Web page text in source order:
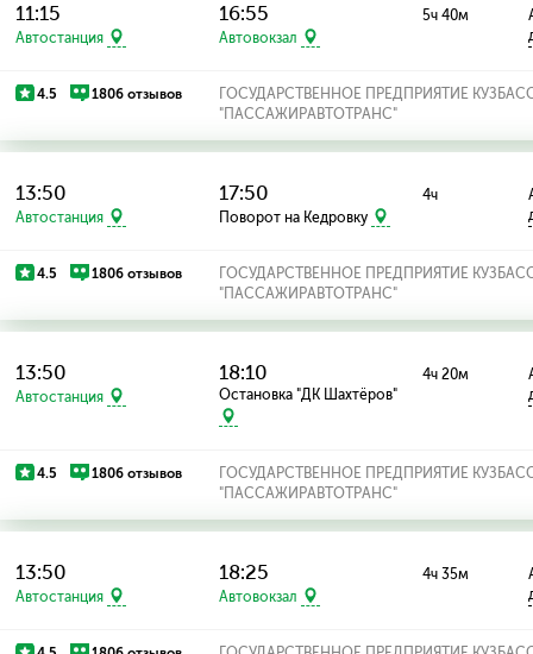
11:15
Автостанция
16:55
Автовокзал
5ч 40м
4.5 1806 отзывов
ГОСУДАРСТВЕННОЕ ПРЕДПРИЯТИЕ
"ПАССАЖИРАВТОТРАНС"
13:50
Автостанция
17:50
Поворот на Кедровку
4ч
4.5 1806 отзывов
ГОСУДАРСТВЕННОЕ ПРЕДПРИЯТИЕ
"ПАССАЖИРАВТОТРАНС"
13:50
Автостанция
18:10
Остановка "ДК Шахтёров"
4ч 20м
4.5 1806 отзывов
ГОСУДАРСТВЕННОЕ ПРЕДПРИЯТИЕ
"ПАССАЖИРАВТОТРАНС"
13:50
Автостанция
18:25
Автовокзал
4ч 35м